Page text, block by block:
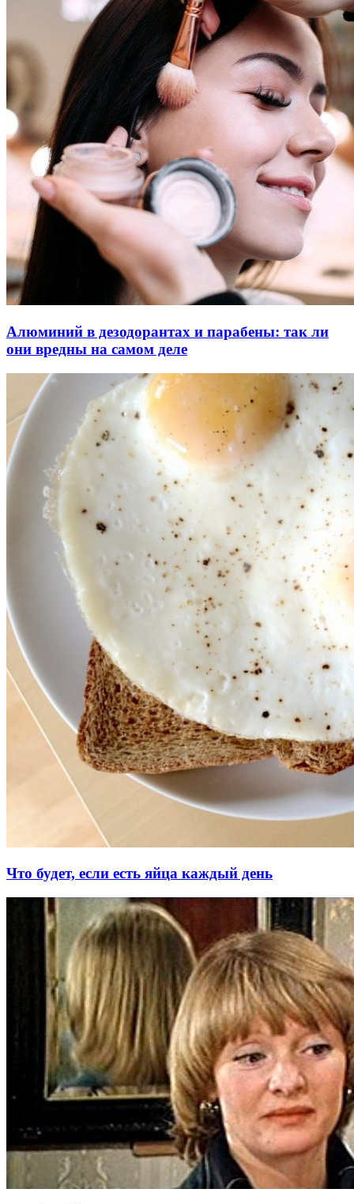
Алюминий в дезодорантах и парабены: так ли
они вредны на самом деле
Что будет, если есть яйца каждый день